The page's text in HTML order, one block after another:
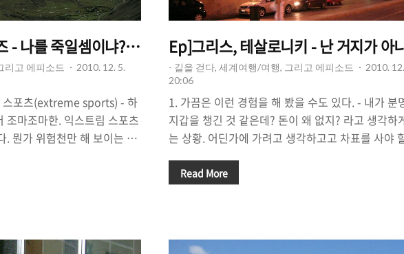
- 나를 죽일셈이냐? (1), 데스로드 자전거 투어
리고 에피소드
2010. 12. 5.
포츠(extreme sports) - 하
조마조마한. 익스트림 스포츠
. 뭔가 위험천만 해 보이는 그
분 끝내주죠. 우리 주변을 둘
한 매력이 있다고 생각된다.
Ep]그리스, 테살로니키
- 길을 걷다, 세계여행/여행, 그리고 에피소드
2010.
20:06
1. 가끔은 이런 경험을 해 봤을 수도 있다. - 내가 분
지갑을 챙긴 것 같은데? 돈이 왜 없지? 라고 생각하
는 상황. 어딘가에 가려고 생각하고고 차표를 사야
통카드 충전을 안해서 돈이 모자라고, 현금을 가진게
를 끊기 위해 줄을 서 있다보면, 차비가 없다면서 도
Read More